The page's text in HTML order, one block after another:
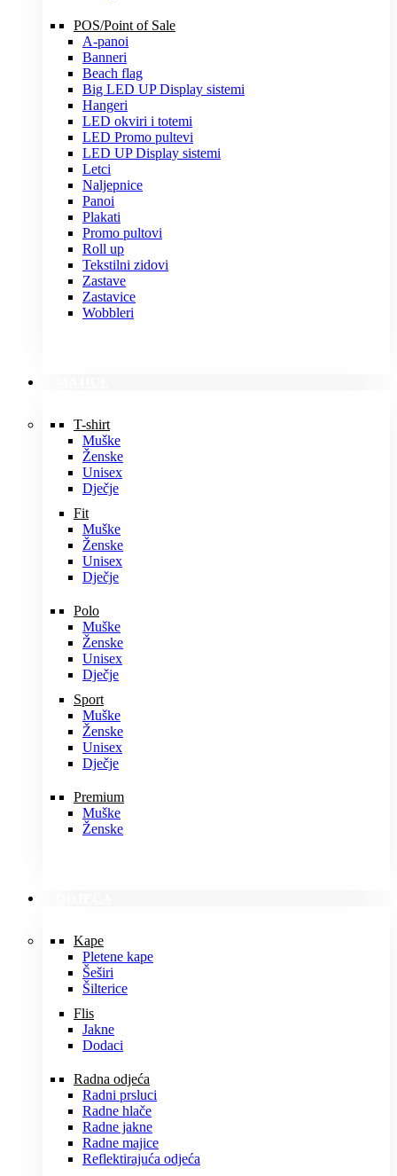
POS/Point of Sale
A-panoi
Banneri
Beach flag
Big LED UP Display sistemi
Hangeri
LED okviri i totemi
LED Promo pultevi
LED UP Display sistemi
Letci
Naljepnice
Panoi
Plakati
Promo pultovi
Roll up
Tekstilni zidovi
Zastave
Zastavice
Wobbleri
T-shirt
Muške
Ženske
Unisex
Dječje
Fit
Muške
Ženske
Unisex
Dječje
Polo
Muške
Ženske
Unisex
Dječje
Sport
Muške
Ženske
Unisex
Dječje
Premium
Muške
Ženske
Kape
Pletene kape
Šeširi
Šilterice
Flis
Jakne
Dodaci
Radna odjeća
Radni prsluci
Radne hlače
Radne jakne
Radne majice
Reflektirajuća odjeća